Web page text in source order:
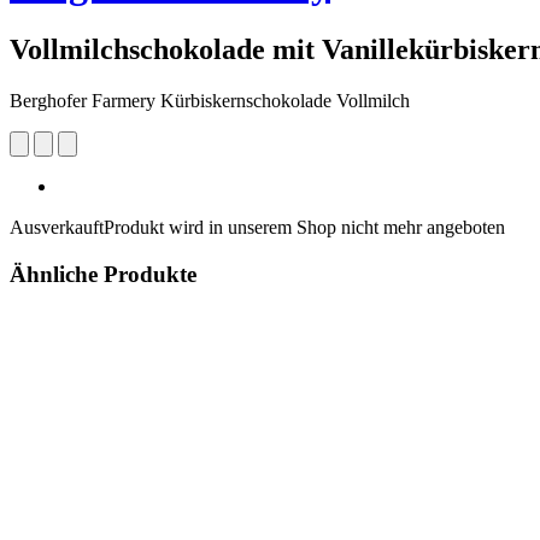
Vollmilchschokolade mit
Berghofer Farmery Kürbiskernschokolade Vollmilch
AusverkauftProdukt wird in unserem Shop nicht mehr angeboten
Ähnliche Produkte